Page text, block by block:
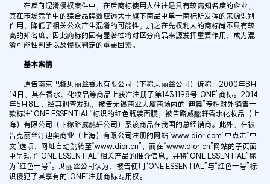
在反向混淆侵权案件中，在后商标使用人往往是具有较高知名度的企业，
其在市场竞争中的综合品牌效应远大于旗下商品中单一商标所发挥的来源识别
作用，降低了相关公众产生混淆的可能性，加之在先权利人的商标尚不具有较
高的知名度，因此商标的固有显著性将对区分商品来源发挥重要作用，成为混
淆可能性判断以及侵权判定的重要因素。
基本案情
原告南京巴黎贝丽丝香水有限公司（下称贝丽丝公司）诉称：2000年8月
14日，其在香水、化妆品等商品上获准注册了第1431198号“ONE”商标。2014
年5月8日，经其调查发现，被告无锡商业大厦商场内的“迪奥”专柜对外销售一
款标注“ONE ESSENTIAL”标识的红色瓶装面膜，被告路威酩轩香水化妆品（上
海）有限公司（下称路威酩轩公司）系该商品在我国的总经销商。此外，在被
告克丽丝汀迪奥商业（上海）有限公司注册的网站“www.dior.com”中点击“中
文”选项，网址自动跳转至“www.dior.cn”，而在“www.dior.cn”网站的子页面
中呈现了“ONE ESSENTIAL”相关产品的推介信息，并将“ONE ESSENTIAL”称
为“红色一号”。贝丽丝公司认为，被告使用“ONE ESSENTIAL”与“红色一号”标
识侵犯了其享有的“ONE”注册商标专用权。